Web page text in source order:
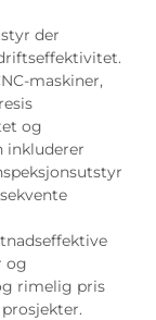
der
maskiner,
og
inkluderer
og
rimelig pris